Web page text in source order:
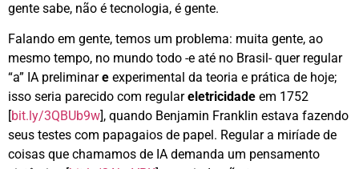
gente sabe, não é tecnologia, é gente.
Falando em gente, temos um problema: muita gente, ao
mesmo tempo, no mundo todo -e até no Brasil- quer regular
“a” IA preliminare experimental da teoria e prática de hoje;
isso seria parecido com regulareletricidade em 1752
[bit.ly/3QBUb9w], quando Benjamin Franklin estava fazendo
seus testes com papagaios de papel. Regular a miríade de
coisas que chamamos de IA demanda um pensamento